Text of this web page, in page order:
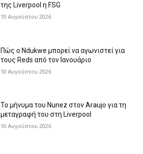
της Liverpool η FSG
10 Αυγούστου 2026
Πώς ο Ndukwe μπορεί να αγωνιστεί για
τους Reds από τον Ιανουάριο
10 Αυγούστου 2026
Το μήνυμα του Nunez στον Araujo για τη
μεταγραφή του στη Liverpool
10 Αυγούστου 2026